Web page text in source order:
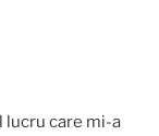
lucru care mi-a